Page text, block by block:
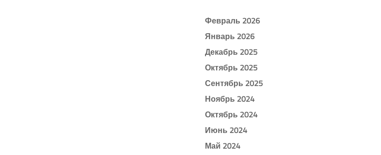
Февраль 2026
Январь 2026
Декабрь 2025
Октябрь 2025
Сентябрь 2025
Ноябрь 2024
Октябрь 2024
Июнь 2024
Май 2024